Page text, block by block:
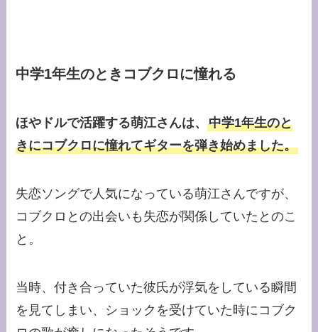
中学1年生のときコブクロに憧れる
ほやドルで活躍する萌江さんは、中学1年生のと
きにコブクロに憧れてギターを弾き始めました。
失恋ソングで人気になっている萌江さんですが、
コブクロとの出会いも失恋が関係していたとのこ
と。
当時、付き合っていた彼氏が浮気をしている瞬間
を見てしまい、ショックを受けていた時にコブク